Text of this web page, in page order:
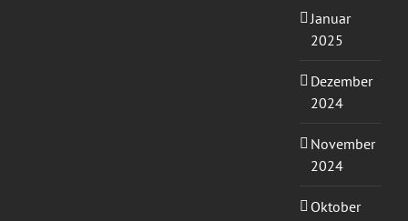
Januar
2025
Dezember
2024
November
2024
Oktober